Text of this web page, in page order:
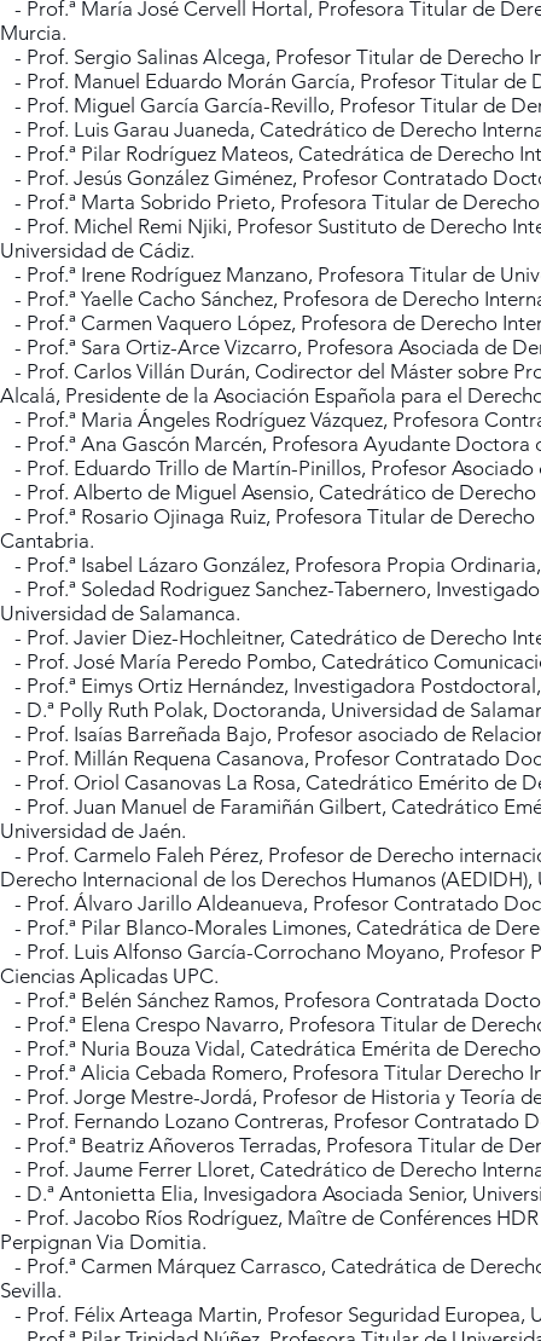
- Prof.ª María José Cervell Hortal, Profesora Titular de
Murcia.
- Prof. Sergio Salinas Alcega, Profesor Titular de Derecho
- Prof. Manuel Eduardo Morán García, Profesor Titular
- Prof. Miguel García García-Revillo, Profesor Titular de
- Prof. Luis Garau Juaneda, Catedrático de Derecho
- Prof.ª Pilar Rodríguez Mateos, Catedrática de Derecho
- Prof. Jesús González Giménez, Profesor Contratado
- Prof.ª Marta Sobrido Prieto, Profesora Titular de
- Prof. Michel Remi Njiki, Profesor Sustituto de Derecho
Universidad de Cádiz.
- Prof.ª Irene Rodríguez Manzano, Profesora Titular de
- Prof.ª Yaelle Cacho Sánchez, Profesora de Derecho
- Prof.ª Carmen Vaquero López, Profesora de Derecho
- Prof.ª Sara Ortiz-Arce Vizcarro, Profesora Asociada de
- Prof. Carlos Villán Durán, Codirector del Máster sobre
Alcalá, Presidente de la Asociación Española para el
- Prof.ª Maria Ángeles Rodríguez Vázquez, Profesora
- Prof.ª Ana Gascón Marcén, Profesora Ayudante
- Prof. Eduardo Trillo de Martín-Pinillos, Profesor
- Prof. Alberto de Miguel Asensio, Catedrático de
- Prof.ª Rosario Ojinaga Ruiz, Profesora Titular de
Cantabria.
- Prof.ª Isabel Lázaro González, Profesora Propia
- Prof.ª Soledad Rodriguez Sanchez-Tabernero,
Universidad de Salamanca.
- Prof. Javier Diez-Hochleitner, Catedrático de Derecho
- Prof. José María Peredo Pombo, Catedrático
- Prof.ª Eimys Ortiz Hernández, Investigadora
- D.ª Polly Ruth Polak, Doctoranda, Universidad de
- Prof. Isaías Barreñada Bajo, Profesor asociado de
- Prof. Millán Requena Casanova, Profesor Contratado
- Prof. Oriol Casanovas La Rosa, Catedrático Emérito de
- Prof. Juan Manuel de Faramiñán Gilbert, Catedrático
Universidad de Jaén.
- Prof. Carmelo Faleh Pérez, Profesor de Derecho
Derecho Internacional de los Derechos Humanos
- Prof. Álvaro Jarillo Aldeanueva, Profesor Contratado
- Prof.ª Pilar Blanco-Morales Limones, Catedrática de
- Prof. Luis Alfonso García-Corrochano Moyano, Profesor
Ciencias Aplicadas UPC.
- Prof.ª Belén Sánchez Ramos, Profesora Contratada
- Prof.ª Elena Crespo Navarro, Profesora Titular de
- Prof.ª Nuria Bouza Vidal, Catedrática Emérita de
- Prof.ª Alicia Cebada Romero, Profesora Titular Derecho
- Prof. Jorge Mestre-Jordá, Profesor de Historia y Teoría
- Prof. Fernando Lozano Contreras, Profesor Contratado
- Prof.ª Beatriz Añoveros Terradas, Profesora Titular de
- Prof. Jaume Ferrer Lloret, Catedrático de Derecho
- D.ª Antonietta Elia, Invesigadora Asociada Senior,
- Prof. Jacobo Ríos Rodríguez, Maître de Conférences
Perpignan Via Domitia.
- Prof.ª Carmen Márquez Carrasco, Catedrática de
Sevilla.
- Prof. Félix Arteaga Martin, Profesor Seguridad Europea,